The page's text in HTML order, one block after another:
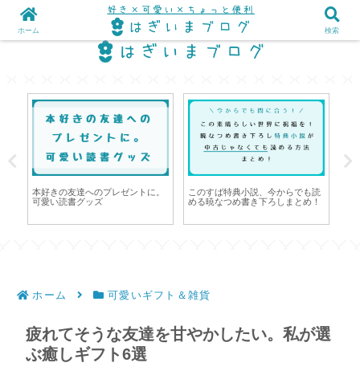
本好きの友達へのプレゼントに。
可愛い読書グッズ
このすば特典小説、今からでも読
める暁なつめ書き下ろしまとめ！
ホーム 可愛いギフト＆雑貨
疲れてそうな友達を甘やかしたい。私が選
ぶ癒しギフト6選
ホーム 検索